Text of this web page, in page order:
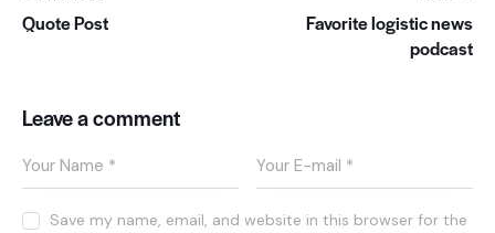
Quote Post
Favorite logistic news
podcast
Leave a comment
Save my name, email, and website in this browser for the